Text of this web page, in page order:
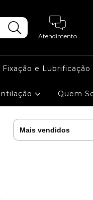
Atendimento
Fixação e Lubrificação
Quem